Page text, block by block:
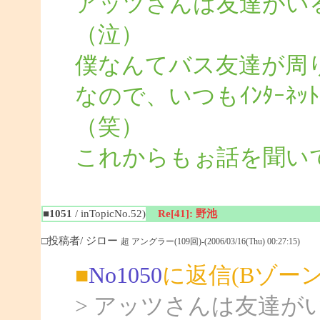
（泣）
僕なんてバス友達が周
なので、いつもｲﾝﾀｰﾈ
（笑）
これからもぉ話を聞い
■1051 / inTopicNo.52) Re[41]: 野池
□投稿者/ ジロー 超 アングラー(109回)-(2006/03/16(Thu) 00:27:15)
■No1050に返信(Bゾー
> アッツさんは友達が